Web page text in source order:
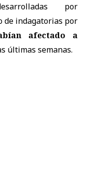
por
de indagatorias por
afectado a
últimas semanas.